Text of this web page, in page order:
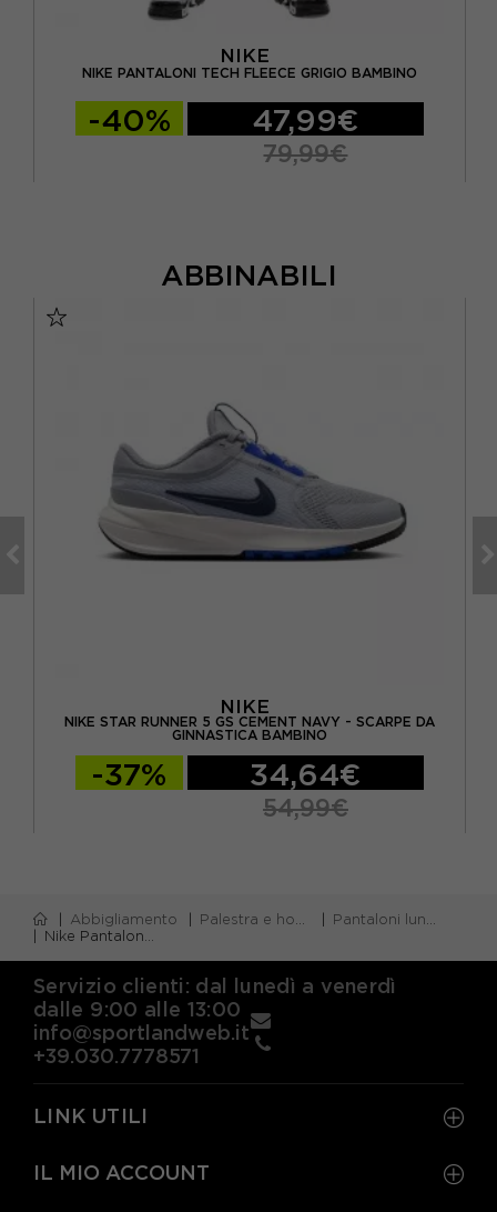
NIKE
NIKE PANTALONI TECH FLEECE GRIGIO BAMBINO
-40% 47,99€
79,99€
ABBINABILI
NIKE
NIKE STAR RUNNER 5 GS CEMENT NAVY - SCARPE DA
GINNASTICA BAMBINO
-37% 34,64€
54,99€
Abbigliamento Palestra e home gym
Pantaloni lunghi palestra
Nike Pantaloni Con Polsino Blu Bambino
Servizio clienti: dal lunedì a venerdì
dalle 9:00 alle 13:00
info@sportlandweb.it
+39.030.7778571
LINK UTILI
IL MIO ACCOUNT